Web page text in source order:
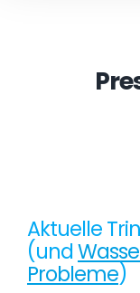
Aktuelle
(und
Probleme)